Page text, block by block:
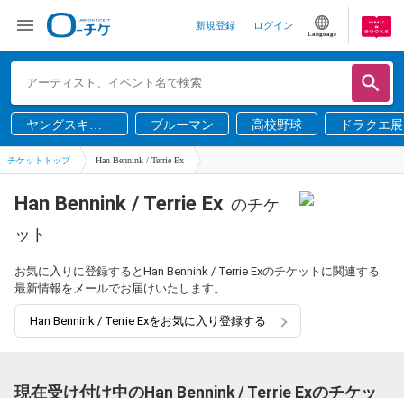
新規登録 ログイン
Language
ヤングスキニ
ー
ブルーマン 高校野球 ドラクエ展
チケットトップ Han Bennink / Terrie Ex
Han Bennink / Terrie Ex のチケ
ット
お気に入りに登録するとHan Bennink / Terrie Exのチケットに関連する
最新情報をメールでお届けいたします。
Han Bennink / Terrie Exをお気に入り登録する
現在受け付け中のHan Bennink / Terrie Exのチケッ